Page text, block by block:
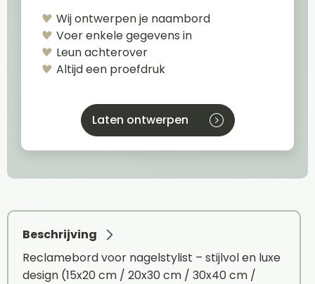
Wij ontwerpen je naambord
Voer enkele gegevens in
Leun achterover
Altijd een proefdruk
Laten ontwerpen
Beschrijving
Reclamebord voor nagelstylist – stijlvol en luxe
design (15x20 cm / 20x30 cm / 30x40 cm /